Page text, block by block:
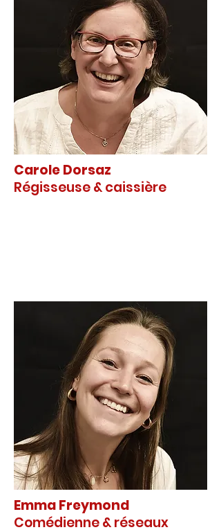
Carole Dorsaz
Régisseuse & caissière
Emma Freymond
Comédienne & réseaux